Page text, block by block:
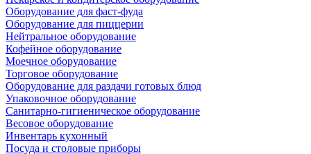
Оборудование для фаст-фуда
Оборудование для пиццерии
Нейтральное оборудование
Кофейное оборудование
Моечное оборудование
Торговое оборудование
Оборудование для раздачи готовых блюд
Упаковочное оборудование
Санитарно-гигиеническое оборудование
Весовое оборудование
Инвентарь кухонный
Посуда и столовые приборы